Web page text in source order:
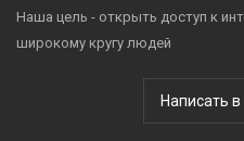
Наша цель - открыть доступ к
широкому кругу людей
Написать